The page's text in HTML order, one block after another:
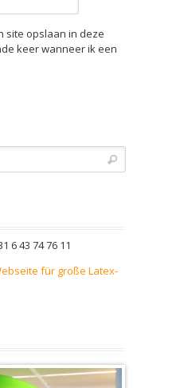
site opslaan in deze
keer wanneer ik een
6 43 74 76 11
für große Latex-